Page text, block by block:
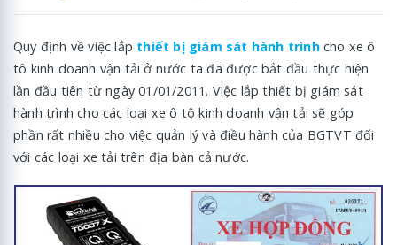
Quy định về việc lắp thiết bị giám sát hành trìnhcho xe ô
tô kinh doanh vận tải ở nước ta đã được bắt đầu thực hiện
lần đầu tiên từ ngày 01/01/2011. Việc lắp thiết bị giám sát
hành trình cho các loại xe ô tô kinh doanh vận tải sẽ góp
phần rất nhiều cho việc quản lý và điều hành của BGTVT đối
với các loại xe tải trên địa bàn cả nước.